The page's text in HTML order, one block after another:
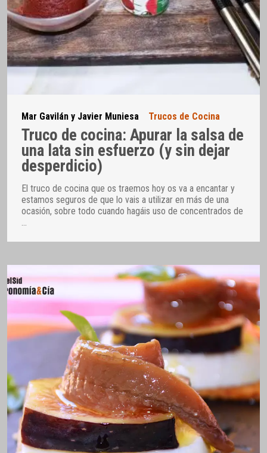
Mar Gavilán y Javier Muniesa Trucos de Cocina
Truco de cocina: Apurar la salsa de
una lata sin esfuerzo (y sin dejar
desperdicio)
El truco de cocina que os traemos hoy os va a encantar y
estamos seguros de que lo vais a utilizar en más de una
ocasión, sobre todo cuando hagáis uso de concentrados de